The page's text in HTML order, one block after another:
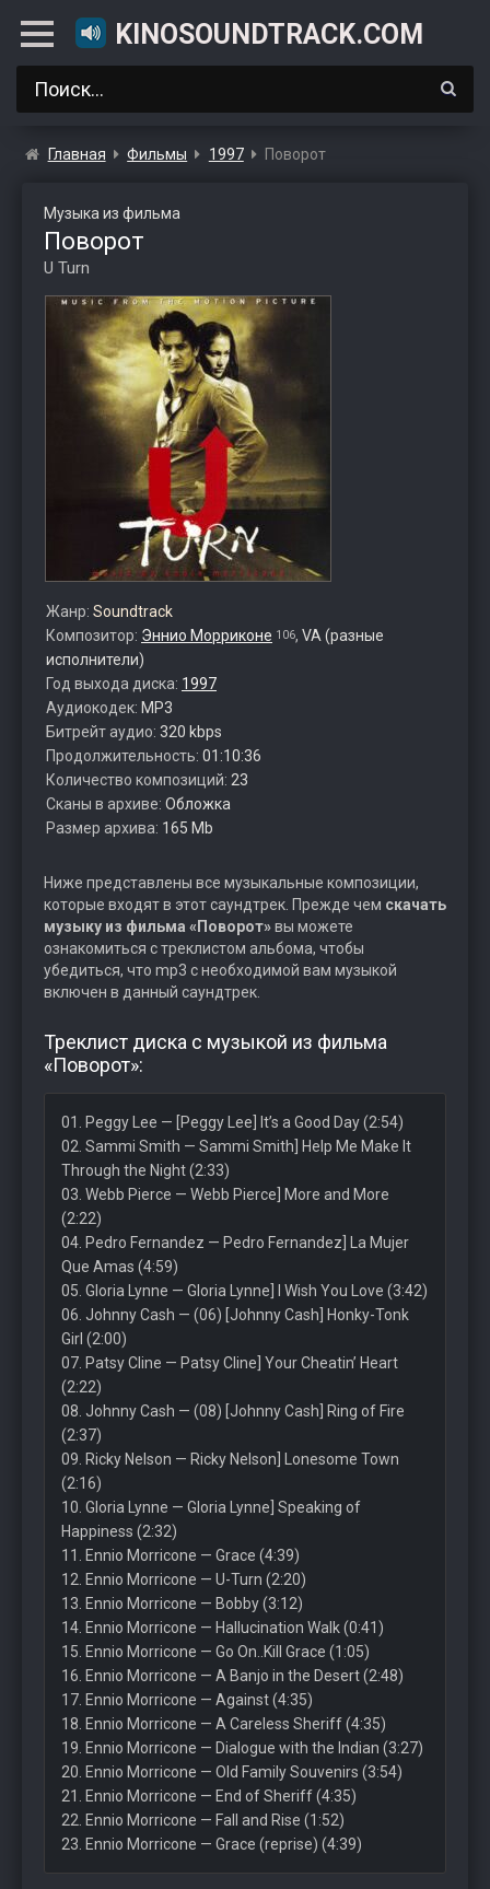
KINOSOUNDTRACK.COM
Главная Фильмы 1997 Поворот
Музыка из фильма
Поворот
U Turn
Жанр: Soundtrack
Композитор: Эннио Морриконе 106, VA (разные
исполнители)
Год выхода диска: 1997
Аудиокодек: MP3
Битрейт аудио: 320 kbps
Продолжительность: 01:10:36
Количество композиций: 23
Сканы в архиве: Обложка
Размер архива: 165 Mb
Ниже представлены все музыкальные композиции,
которые входят в этот саундтрек. Прежде чем скачать
музыку из фильма «Поворот»вы можете
ознакомиться с треклистом альбома, чтобы
убедиться, что mp3 с необходимой вам музыкой
включен в данный саундтрек.
Треклист диска с музыкой из фильма
«Поворот»:
01. Peggy Lee — [Peggy Lee] It’s a Good Day (2:54)
02. Sammi Smith — Sammi Smith] Help Me Make It
Through the Night (2:33)
03. Webb Pierce — Webb Pierce] More and More
(2:22)
04. Pedro Fernandez — Pedro Fernandez] La Mujer
Que Amas (4:59)
05. Gloria Lynne — Gloria Lynne] I Wish You Love (3:42)
06. Johnny Cash — (06) [Johnny Cash] Honky-Tonk
Girl (2:00)
07. Patsy Cline — Patsy Cline] Your Cheatin’ Heart
(2:22)
08. Johnny Cash — (08) [Johnny Cash] Ring of Fire
(2:37)
09. Ricky Nelson — Ricky Nelson] Lonesome Town
(2:16)
10. Gloria Lynne — Gloria Lynne] Speaking of
Happiness (2:32)
11. Ennio Morricone — Grace (4:39)
12. Ennio Morricone — U-Turn (2:20)
13. Ennio Morricone — Bobby (3:12)
14. Ennio Morricone — Hallucination Walk (0:41)
15. Ennio Morricone — Go On..Kill Grace (1:05)
16. Ennio Morricone — A Banjo in the Desert (2:48)
17. Ennio Morricone — Against (4:35)
18. Ennio Morricone — A Careless Sheriff (4:35)
19. Ennio Morricone — Dialogue with the Indian (3:27)
20. Ennio Morricone — Old Family Souvenirs (3:54)
21. Ennio Morricone — End of Sheriff (4:35)
22. Ennio Morricone — Fall and Rise (1:52)
23. Ennio Morricone — Grace (reprise) (4:39)